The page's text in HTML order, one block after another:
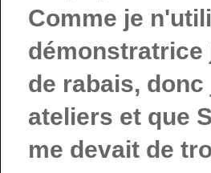
Comme je
démonstratrice
de rabais,
ateliers et que
me devait de